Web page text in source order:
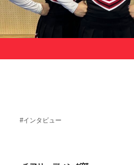
お問い合わせ
プライバシーポリシー
#インタビュー